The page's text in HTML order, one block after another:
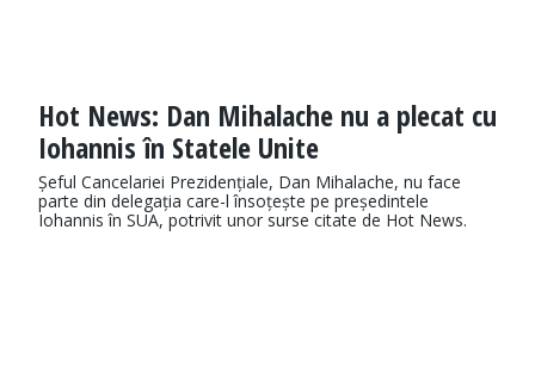
Hot News: Dan Mihalache nu a plecat cu
Iohannis în Statele Unite
Șeful Cancelariei Prezidențiale, Dan Mihalache, nu face
parte din delegația care-l însoțește pe președintele
Iohannis în SUA, potrivit unor surse citate de Hot News.